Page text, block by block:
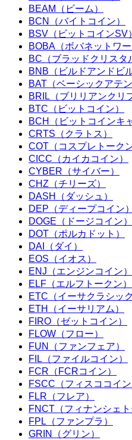
BEAM（ビーム）
BCN（バイトコイン）
BSV（ビットコインSV）
BOBA（ボバネットワー
BC（ブラッドクリスタ
BNB（ビルドアンドビ
BAT（ベーシックアテ
BRIL（ブリリアンクリ
BTC（ビットコイン）
BCH（ビットコインキ
CRTS（クラトス）
COT（コスプレトークン
CICC（カイカコイン）
CYBER（サイバー）
CHZ（チリーズ）
DASH（ダッシュ）
DEP（ディープコイン）
DOGE（ドージコイン）
DOT（ポルカドット）
DAI（ダイ）
EOS（イオス）
ENJ（エンジンコイン）
ELF（エルフトークン）
ETC（イーサクラシック
ETH（イーサリアム）
FIRO（ゼットコイン）
FLOW（フロー）
FUN（ファンフェア）
FIL（ファイルコイン）
FCR（FCRコイン）
FSCC（フィスココイン
FLR（フレア）
FNCT（フィナンシェト
FPL（ファンプラ）
GRIN（グリン）